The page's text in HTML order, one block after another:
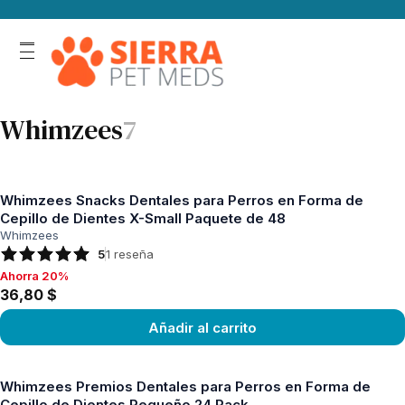
Whimzees7
Whimzees Snacks Dentales para Perros en Forma de
Cepillo de Dientes X-Small Paquete de 48
Whimzees
51 reseña
Ahorra 20%, 36,80 $
Ahorra 20%
36,80 $
Añadir al carrito
Whimzees Premios Dentales para Perros en Forma de